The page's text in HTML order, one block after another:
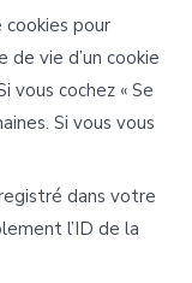
pour
vie d’un cookie
vous cochez « Se
Si vous vous
dans votre
l’ID de la